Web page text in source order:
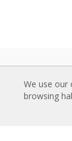
We use our
browsing